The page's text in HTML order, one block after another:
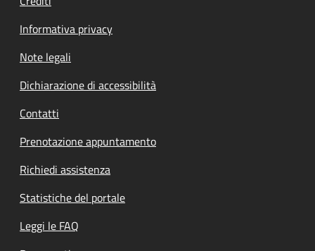
Informativa privacy
Note legali
Dichiarazione di accessibilità
Contatti
Prenotazione appuntamento
Richiedi assistenza
Statistiche del portale
Leggi le FAQ